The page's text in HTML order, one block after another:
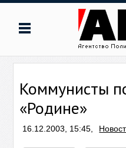
Коммунисты
«Родине»
16.12.2003, 15:45,